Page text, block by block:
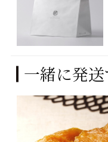
一緒に発